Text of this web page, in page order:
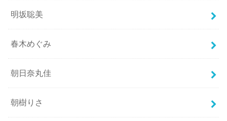
明坂聡美
春木めぐみ
朝日奈丸佳
朝樹りさ